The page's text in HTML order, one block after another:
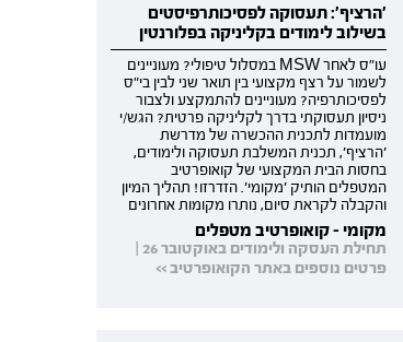
'הרציף': תעסוקה לפסיכותרפיסטים
בשילוב לימודים בקליניקה בפלורנטין
עו"ס לאחר MSW במסלול טיפולי? מעוניינים
לשמור על רצף מקצועי בין תואר שני לבין בי"ס
לפסיכותרפיה? מעוניינים להתמקצע ולצבור
ניסיון תעסוקתי בדרך לקליניקה פרטית? הגש/י
מועמדות לתכנית ההכשרה של מדרשת
'הרציף', תכנית המשלבת תעסוקה ולימודים,
בחסות הבית המקצועי של קואופרטיב
המטפלים הותיק 'מקומי'. הזדרזו! תהליך המיון
והקבלה לקראת סיום, נותרו מקומות אחרונים
מקומי - קואופרטיב מטפלים
תחילת העסקה ולימודים באוקטובר 26 |
פרטים נוספים באתר הקואופרטיב >>